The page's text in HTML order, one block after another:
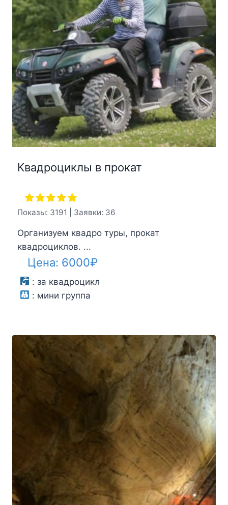
Квадроциклы в прокат
Показы: 3191 | Заявки: 36
Организуем квадро туры, прокат
квадроциклов. ...
Цена: 6000₽
: за квадроцикл
: мини группа